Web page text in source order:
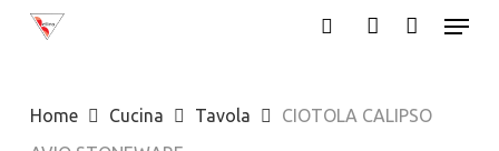
Skip
content
Menu
Home Cucina Tavola
CIOTOLA CALIPSO